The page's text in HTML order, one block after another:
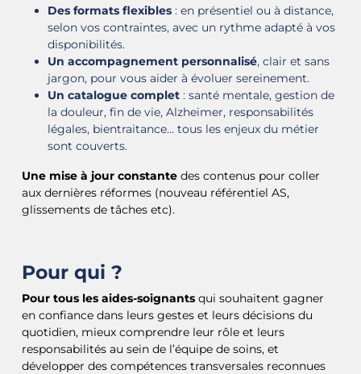
Des formats flexibles : en présentiel ou à distance,
selon vos contraintes, avec un rythme adapté à vos
disponibilités.
Un accompagnement personnalisé, clair et sans
jargon, pour vous aider à évoluer sereinement.
Un catalogue complet : santé mentale, gestion de
la douleur, fin de vie, Alzheimer, responsabilités
légales, bientraitance… tous les enjeux du métier
sont couverts.
Une mise à jour constante des contenus pour coller
aux dernières réformes (nouveau référentiel AS,
glissements de tâches etc).
Pour qui ?
Pour tous les aides-soignants qui souhaitent gagner
en confiance dans leurs gestes et leurs décisions du
quotidien, mieux comprendre leur rôle et leurs
responsabilités au sein de l’équipe de soins, et
développer des compétences transversales reconnues